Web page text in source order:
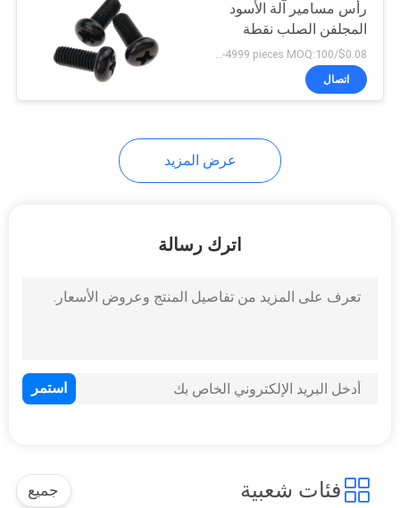
رأس مسامير آلة الأسود
المجلفن الصلب نقطة
مسطحة
$0.08/pieces 100-4999 pieces MOQ:100 قطعة
اتصال
عرض المزيد
اترك رسالة
فئات شعبية جميع